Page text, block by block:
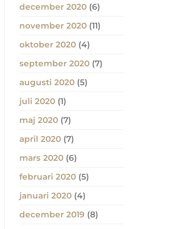
december 2020(6)
november 2020(11)
oktober 2020(4)
september 2020(7)
augusti 2020(5)
juli 2020(1)
maj 2020(7)
april 2020(7)
mars 2020(6)
februari 2020(5)
januari 2020(4)
december 2019 (8)